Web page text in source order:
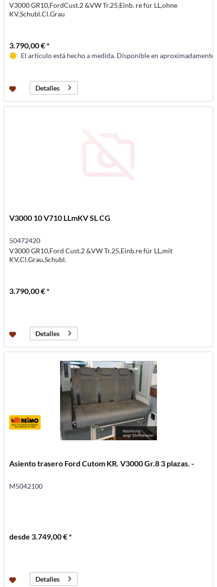
V3000 GR10,FordCust.2 &VW Tr.25,Einb. re für LL,ohne
KV,Schubl.Cl.Grau
3.790,00 € *
El artículo está hecho a medida. Disponible en aproximadamente
Detalles
V3000 10 V710 LLmKV SL CG
50472420
V3000 GR10,Ford Cust.2 &VW Tr.25,Einb.re für LL,mit
KV,Cl.Grau,Schubl.
3.790,00 € *
Detalles
Asiento trasero Ford Cutom KR. V3000 Gr.8 3 plazas. -
M5042100
desde 3.749,00 € *
Detalles